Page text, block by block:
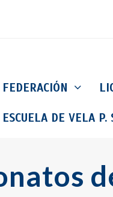
FEDERACIÓN
ESCUELA DE VELA P.